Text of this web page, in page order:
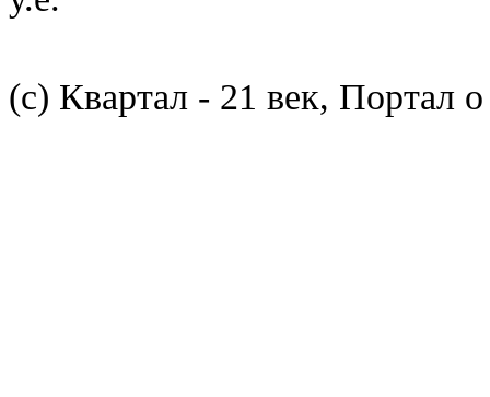
(с) Квартал - 21 век, Портал